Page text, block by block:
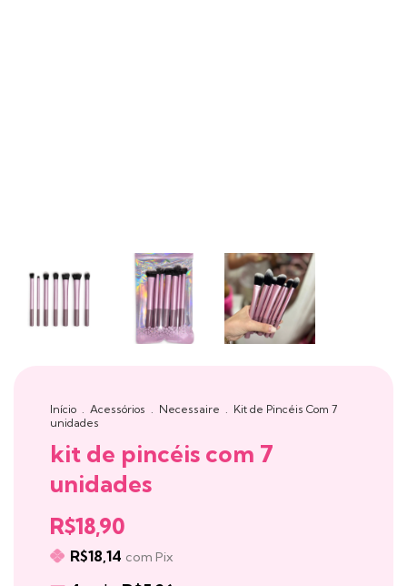
Início . Acessórios . Necessaire . Kit de Pincéis Com 7
unidades
kit de pincéis com 7
unidades
R$18,90
R$18,14 com Pix